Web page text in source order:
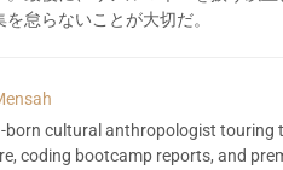
怠らないことが大切だ。
born cultural anthropologist touring
coding bootcamp reports, and